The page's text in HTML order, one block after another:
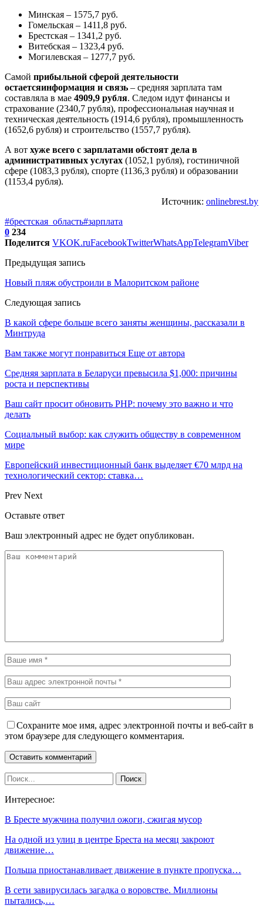
Минская – 1575,7 руб.
Гомельская – 1411,8 руб.
Брестская – 1341,2 руб.
Витебская – 1323,4 руб.
Могилевская – 1277,7 руб.
Самой прибыльной сферой деятельности
остаетсяинформация и связь – средняя зарплата там
составляла в мае 4909,9 рубля. Следом идут финансы и
страхование (2340,7 рубля), профессиональная научная и
техническая деятельность (1914,6 рубля), промышленность
(1652,6 рубля) и строительство (1557,7 рубля).
А вот хуже всего с зарплатами обстоят дела в
административных услугах (1052,1 рубля), гостиничной
сфере (1083,3 рубля), спорте (1136,3 рубля) и образовании
(1153,4 рубля).
Источник: onlinebrest.by
#брестская_область#зарплата
0 234
Поделится VKOK.ruFacebookTwitterWhatsAppTelegramViber
Предыдущая запись
Новый пляж обустроили в Малоритском районе
Следующая запись
В какой сфере больше всего заняты женщины, рассказали в
Минтруда
Вам также могут понравиться Еще от автора
Средняя зарплата в Беларуси превысила $1,000: причины
роста и перспективы
Ваш сайт просит обновить PHP: почему это важно и что
делать
Социальный выбор: как служить обществу в современном
мире
Европейский инвестиционный банк выделяет €70 млрд на
технологический сектор: ставка…
Prev Next
Оставьте ответ
Ваш электронный адрес не будет опубликован.
Сохраните мое имя, адрес электронной почты и веб-сайт в
этом браузере для следующего комментария.
Интересное:
В Бресте мужчина получил ожоги, сжигая мусор
На одной из улиц в центре Бреста на месяц закроют
движение…
Польша приостанавливает движение в пункте пропуска…
В сети завирусилась загадка о воровстве. Миллионы
пытались,…